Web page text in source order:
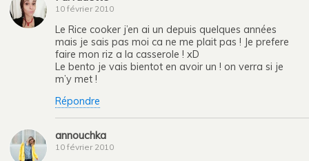
10 février 2010
Le Rice cooker j’en ai un depuis quelques années
mais je sais pas moi ca ne me plait pas ! Je prefere
faire mon riz a la casserole ! xD
Le bento je vais bientot en avoir un ! on verra si je
m’y met !
Répondre
annouchka
10 février 2010